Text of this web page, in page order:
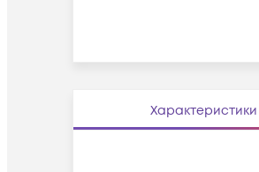
Характеристики